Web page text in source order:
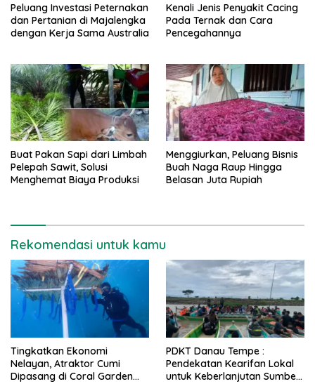
Peluang Investasi Peternakan
dan Pertanian di Majalengka
dengan Kerja Sama Australia
Kenali Jenis Penyakit Cacing
Pada Ternak dan Cara
Pencegahannya
Buat Pakan Sapi dari Limbah
Pelepah Sawit, Solusi
Menghemat Biaya Produksi
Menggiurkan, Peluang Bisnis
Buah Naga Raup Hingga
Belasan Juta Rupiah
Rekomendasi untuk kamu
Tingkatkan Ekonomi
Nelayan, Atraktor Cumi
Dipasang di Coral Garden
PDKT Danau Tempe :
Pendekatan Kearifan Lokal
untuk Keberlanjutan Sumber